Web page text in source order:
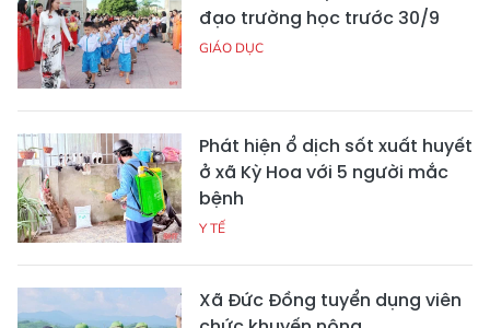
đạo trường học trước 30/9
GIÁO DỤC
Phát hiện ổ dịch sốt xuất huyết
ở xã Kỳ Hoa với 5 người mắc
bệnh
Y TẾ
Xã Đức Đồng tuyển dụng viên